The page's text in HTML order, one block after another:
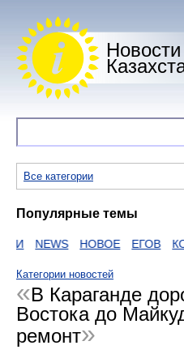
Новости
Все категории
Популярные темы
NEWS НОВОЕ ЕГОВ
Категории новостей
В Караганде
Востока до
ремонт